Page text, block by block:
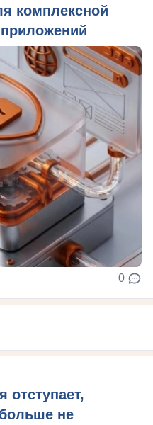
комплексной
0
отступает,
не